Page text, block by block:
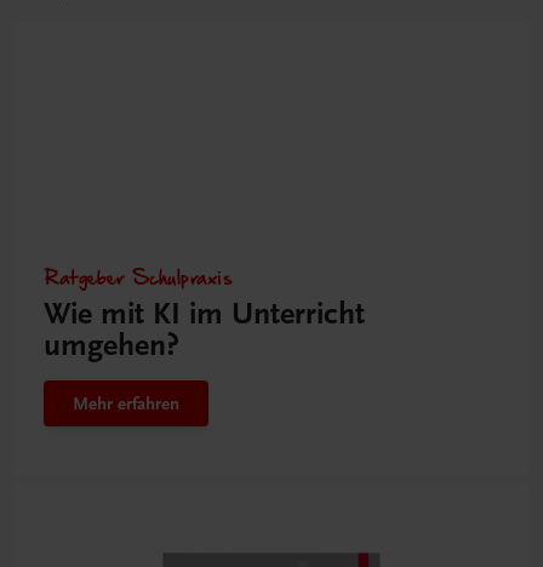
Ratgeber Schulpraxis
Wie mit KI im Unterricht
umgehen?
Mehr erfahren